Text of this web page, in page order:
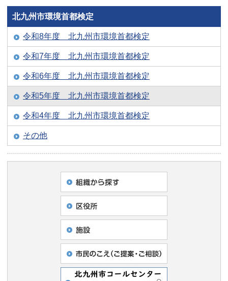
北九州市環境首都検定
令和8年度 北九州市環境首都検定
令和7年度 北九州市環境首都検定
令和6年度 北九州市環境首都検定
令和5年度 北九州市環境首都検定
令和4年度 北九州市環境首都検定
その他